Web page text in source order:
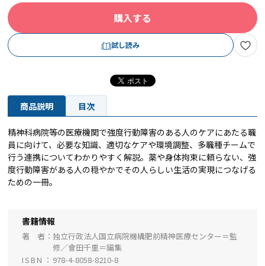
購入する
試し読み
商品説明 目次
精神科病院等の医療機関で強度行動障害のある人のケアにあたる職
員に向けて、必要な知識、適切なケアや環境調整、多職種チームで
行う連携についてわかりやすく解説。薬や身体拘束に頼らない、強
度行動障害がある人の穏やかでその人らしい生活の実現につなげる
ための一冊。
書籍情報
著 者
独立行政法人国立病院機構肥前精神医療センター＝監
修／會田千重＝編集
ISBN
978-4-8058-8210-8